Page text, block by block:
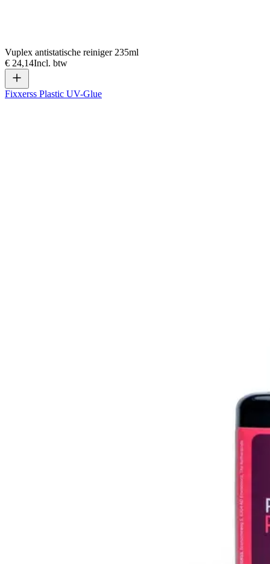
Vuplex antistatische reiniger 235ml
€ 24,14Incl. btw
Fixxerss Plastic UV-Glue